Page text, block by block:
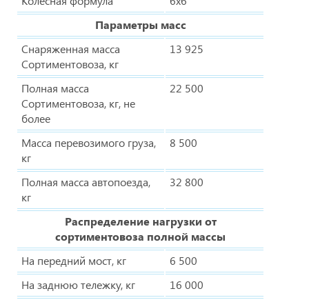
Параметры масс
Снаряженная масса
Сортиментовоза, кг
13 925
Полная масса
Сортиментовоза, кг, не
более
22 500
Масса перевозимого груза,
кг
8 500
Полная масса автопоезда,
кг
32 800
Распределение нагрузки от
сортиментовоза полной массы
На передний мост, кг
6 500
На заднюю тележку, кг
16 000